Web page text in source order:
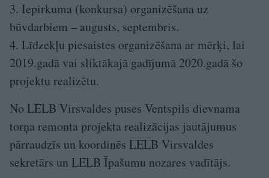
3. Iepirkuma (konkursa) organizēšana uz
būvdarbiem – augusts, septembris.
4. Līdzekļu piesaistes organizēšana ar mērķi, lai
2019.gadā vai sliktākajā gadījumā 2020.gadā šo
projektu realizētu.
No LELB Virsvaldes puses Ventspils dievnama
torņa remonta projekta realizācijas jautājumus
pārraudzīs un koordinēs LELB Virsvaldes
sekretārs un LELB Īpašumu nozares vadītājs.